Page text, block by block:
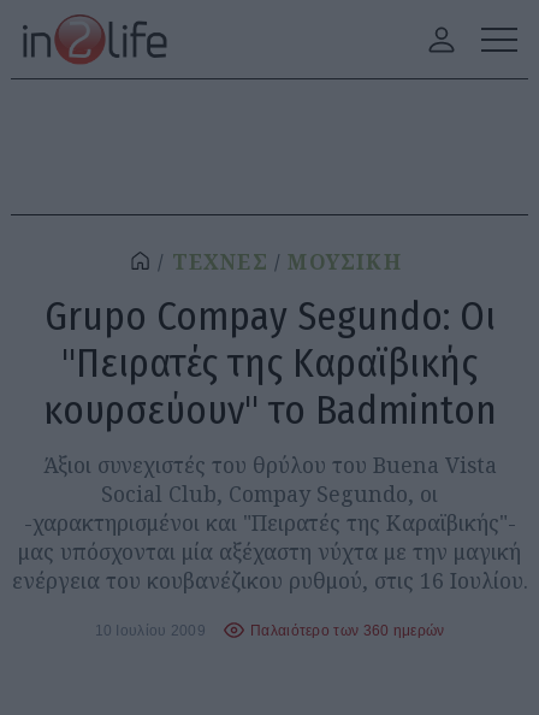
ΤΕΧΝΕΣ ΜΟΥΣΙΚΗ
Grupo Compay Segundo: Οι
"Πειρατές της Καραϊβικής
κουρσεύουν" το Badminton
Άξιοι συνεχιστές του θρύλου του Buena Vista
Social Club, Compay Segundo, οι
-χαρακτηρισμένοι και "Πειρατές της Καραϊβικής"-
μας υπόσχονται μία αξέχαστη νύχτα με την μαγική
ενέργεια του κουβανέζικου ρυθμού, στις 16 Ιουλίου.
10 Ιουλίου 2009 Παλαιότερο των 360 ημερών